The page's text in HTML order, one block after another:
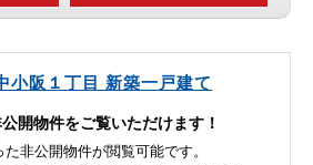
小阪１丁目 新築一戸建て
開物件をご覧いただけます！
非公開物件が閲覧可能です。